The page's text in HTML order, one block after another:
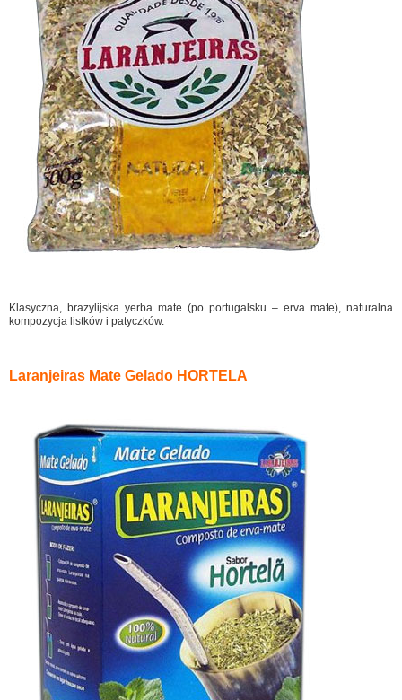
Klasyczna, brazylijska yerba mate (po portugalsku – erva mate), naturalna
kompozycja listków i patyczków.
Laranjeiras Mate Gelado HORTELA